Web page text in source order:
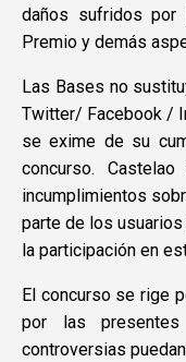
daños sufridos por
Premio y demás
Las Bases no
Twitter/ Facebook /
se exime de su
concurso.
incumplimientos
parte de los
la participación en
El concurso se rige
por las presentes
controversias